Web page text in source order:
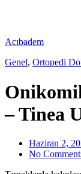
Acıbadem
Genel, Ortopedi
– Tinea
Haziran 2,
No